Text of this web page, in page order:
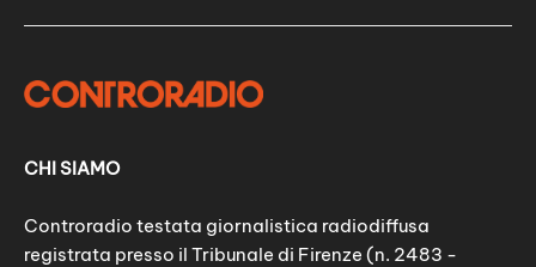
CHI SIAMO
Controradio testata giornalistica radiodiffusa
registrata presso il Tribunale di Firenze (n. 2483 -